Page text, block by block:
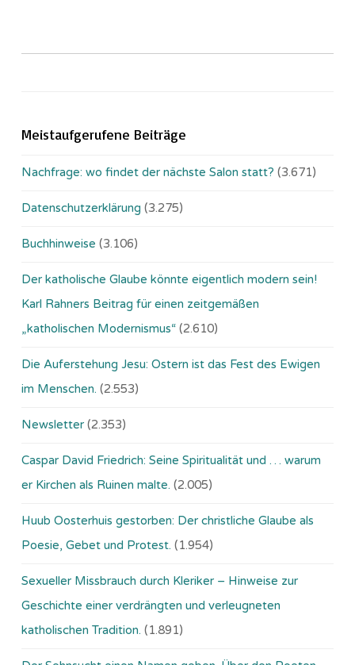
Meistaufgerufene Beiträge
Nachfrage: wo findet der nächste Salon statt? (3.671)
Datenschutzerklärung (3.275)
Buchhinweise (3.106)
Der katholische Glaube könnte eigentlich modern sein!
Karl Rahners Beitrag für einen zeitgemäßen
„katholischen Modernismus“ (2.610)
Die Auferstehung Jesu: Ostern ist das Fest des Ewigen
im Menschen. (2.553)
Newsletter (2.353)
Caspar David Friedrich: Seine Spiritualität und … warum
er Kirchen als Ruinen malte. (2.005)
Huub Oosterhuis gestorben: Der christliche Glaube als
Poesie, Gebet und Protest. (1.954)
Sexueller Missbrauch durch Kleriker – Hinweise zur
Geschichte einer verdrängten und verleugneten
katholischen Tradition. (1.891)